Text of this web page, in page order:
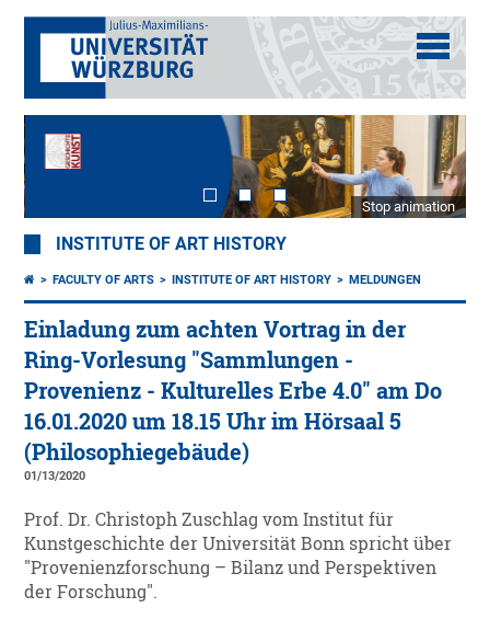
Stop animation
INSTITUTE OF ART HISTORY
FACULTY OF ARTS INSTITUTE OF ART HISTORY MELDUNGEN
Einladung zum achten Vortrag in der
Ring-Vorlesung "Sammlungen -
Provenienz - Kulturelles Erbe 4.0" am Do
16.01.2020 um 18.15 Uhr im Hörsaal 5
(Philosophiegebäude)
01/13/2020
Prof. Dr. Christoph Zuschlag vom Institut für
Kunstgeschichte der Universität Bonn spricht über
"Provenienzforschung – Bilanz und Perspektiven
der Forschung".